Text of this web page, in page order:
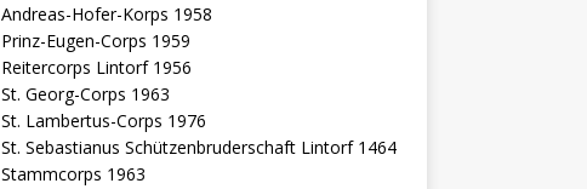
Andreas-Hofer-Korps 1958
Prinz-Eugen-Corps 1959
Reitercorps Lintorf 1956
St. Georg-Corps 1963
St. Lambertus-Corps 1976
St. Sebastianus Schützenbruderschaft Lintorf 1464
Stammcorps 1963